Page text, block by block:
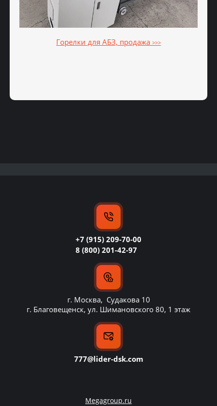
Горелки для АБЗ, продажа >>>
777@lider-dsk.com
г. Москва, Судакова 10
г. Благовещенск, ул. Шимановского 80, 1 этаж
+7 (915) 209-70-00
8 (800) 201-42-97
Megagroup.ru